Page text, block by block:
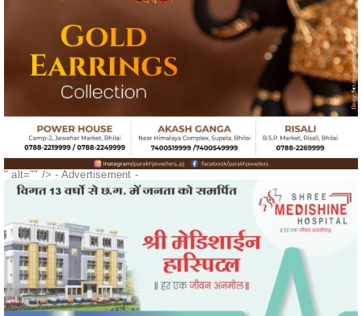
" alt="" />- Advertisement -